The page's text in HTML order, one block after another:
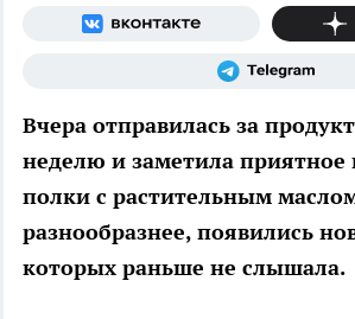
Вчера отправилась за
неделю и заметила приятное
полки с растительным
разнообразнее, появились
которых раньше не слышала.